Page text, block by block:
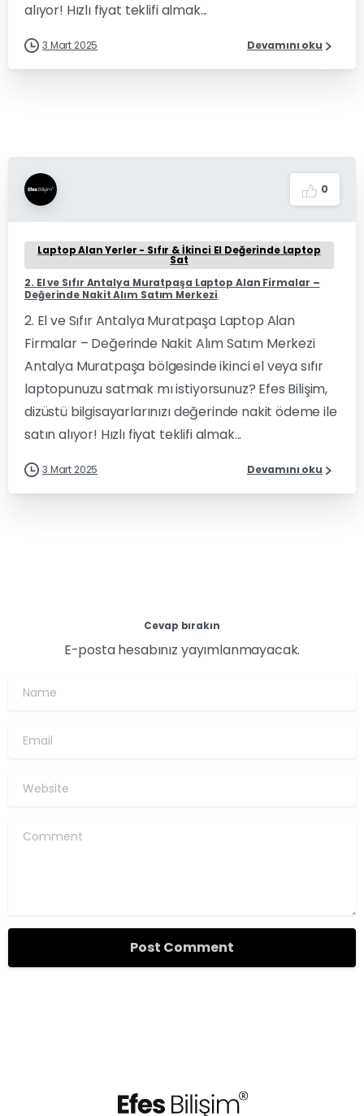
alıyor! Hızlı fiyat teklifi almak...
3 Mart 2025 Devamını oku
0
Laptop Alan Yerler - Sıfır & İkinci El Değerinde Laptop
Sat
2. El ve Sıfır Antalya Muratpaşa Laptop Alan Firmalar –
Değerinde Nakit Alım Satım Merkezi
2. El ve Sıfır Antalya Muratpaşa Laptop Alan
Firmalar – Değerinde Nakit Alım Satım Merkezi
Antalya Muratpaşa bölgesinde ikinci el veya sıfır
laptopunuzu satmak mı istiyorsunuz? Efes Bilişim,
dizüstü bilgisayarlarınızı değerinde nakit ödeme ile
satın alıyor! Hızlı fiyat teklifi almak...
3 Mart 2025 Devamını oku
Cevap bırakın
E-posta hesabınız yayımlanmayacak.
Name
Email
Website
Comment